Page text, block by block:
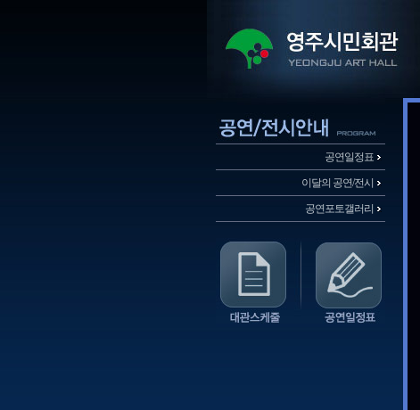
공연일정표
이달의 공연/전시
공연포토갤러리